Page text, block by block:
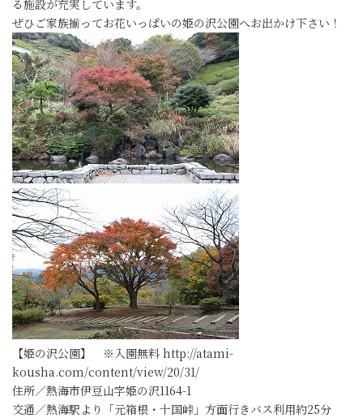
る施設が充実しています。
ぜひご家族揃ってお花いっぱいの姫の沢公園へお出かけ下さい！
【姫の沢公園】 ※入園無料 http://atami-
kousha.com/content/view/20/31/
住所／熱海市伊豆山字姫の沢1164-1
交通／熱海駅より「元箱根・十国峠」方面行きバス利用約25分